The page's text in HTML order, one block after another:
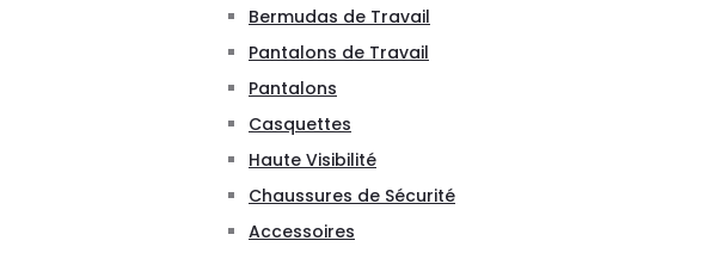
Bermudas de Travail
Pantalons de Travail
Pantalons
Casquettes
Haute Visibilité
Chaussures de Sécurité
Accessoires